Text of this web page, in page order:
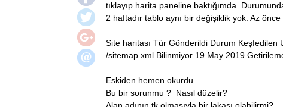
tıklayıp harita paneline baktığımda
2 haftadır tablo aynı bir değişiklik yok. Az
Site haritası Tür Gönderildi Durum Keşfedilen
/sitemap.xml Bilinmiyor 19 May 2019
Eskiden hemen okurdu
Bu bir sorunmu ? Nasıl düzelir?